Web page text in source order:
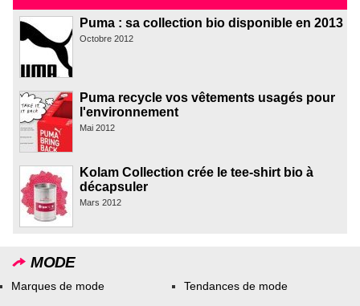
Puma : sa collection bio disponible en 2013
Octobre 2012
Puma recycle vos vêtements usagés pour
l'environnement
Mai 2012
Kolam Collection crée le tee-shirt bio à
décapsuler
Mars 2012
MODE
Marques de mode Tendances de mode